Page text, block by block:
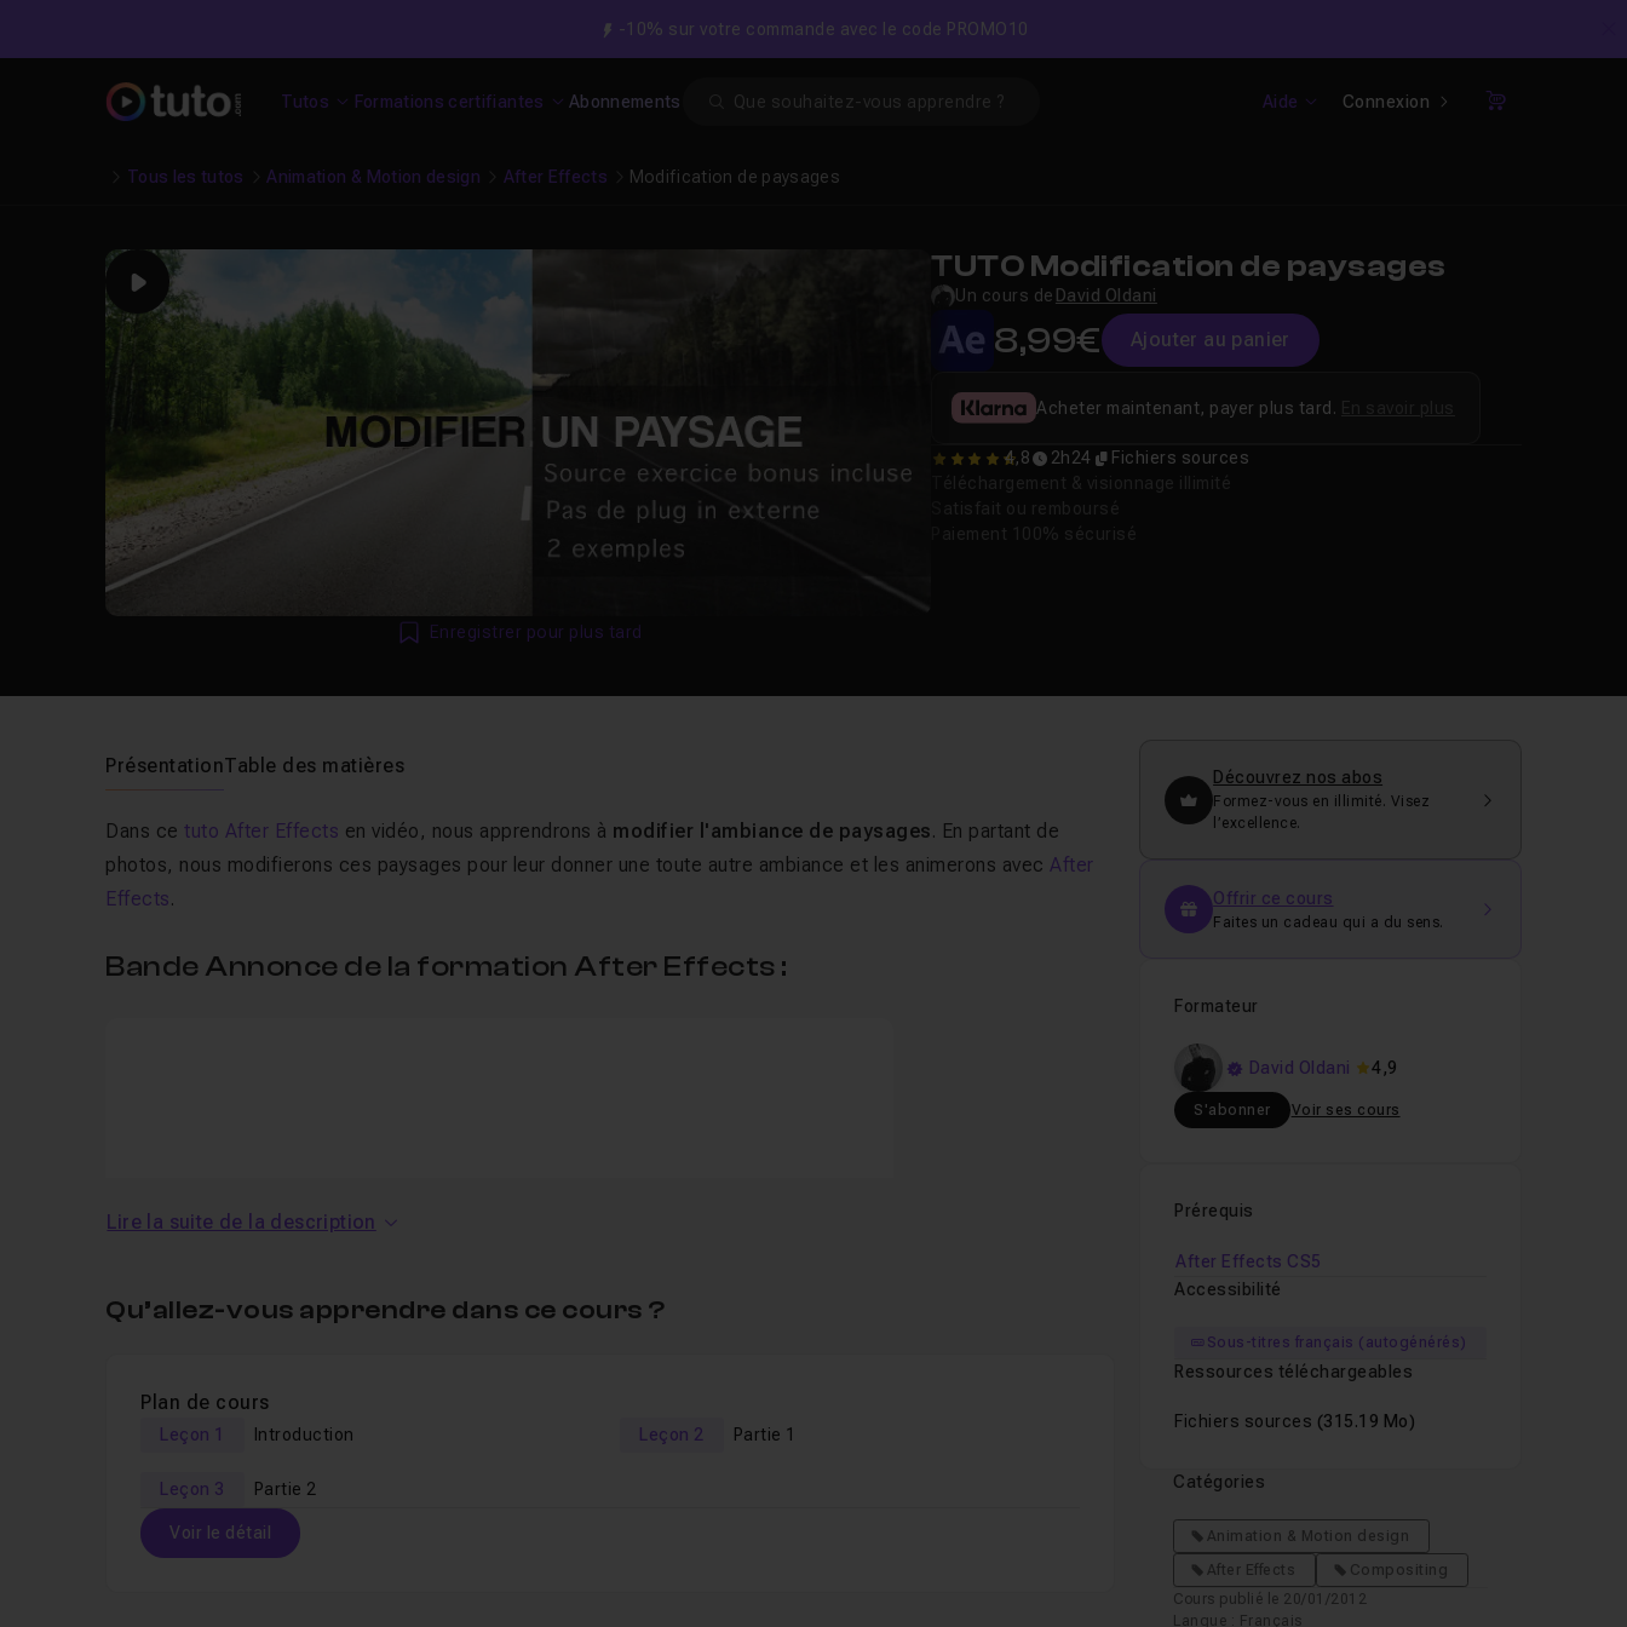
-10% sur votre commande avec le code PROMO10
Tutos Formations certifiantes Abonnements Aide Connexion
Panier
Tous les tutos Animation & Motion design After Effects Modification de paysages
Play
Enregistrer pour plus tard
TUTO Modification de paysages
Un cours de David Oldani
8,99€ Ajouter au panier
4.7857142857143
4,8 2h24 Fichiers sources
Acheter maintenant, payer plus tard.
PrésentationTable des matières
Dans cetuto After Effects en vidéo, nous apprendrons à modifier l'ambiance de paysages. En partant de
photos, nous modifierons ces paysages pour leur donner une toute autre ambiance et les animerons avecAfter
Effects.
Bande Annonce de la formation After Effects :
This service is not activated.
Nous étudierons 2 exemples très différents :
Nous passerons d'une ambiance très ensoleillée à une ambiance sombre et orageuse
Lire la suite de la description
Qu’allez-vous apprendre dans ce cours ?
Plan de cours
Leçon 1 Introduction Leçon 2 Partie 1
Leçon 3 Partie 2
Voir le détail
Découvrez nos abos
Formez-vous en illimité. Visez
l’excellence.
Offrir ce cours
Faites un cadeau qui a du sens.
Formateur
David Oldani 4,9
S'abonner Voir ses cours
Prérequis
After Effects CS5
Accessibilité
Sous-titres français (autogénérés)
Ressources téléchargeables
Fichiers sources (315.19 Mo)
Catégories
Animation & Motion design
After Effects
Compositing
Cours publié le 20/01/2012
Langue : Français